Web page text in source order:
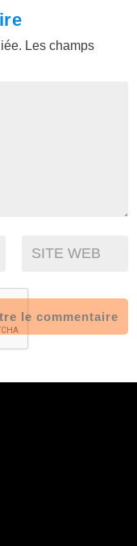
Les champs
le commentaire